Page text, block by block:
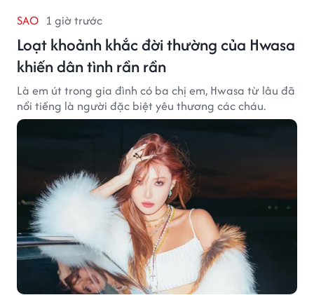
SAO 1 giờ trước
Loạt khoảnh khắc đời thường của Hwasa
khiến dân tình rần rần
Là em út trong gia đình có ba chị em, Hwasa từ lâu đã
nổi tiếng là người đặc biệt yêu thương các cháu.